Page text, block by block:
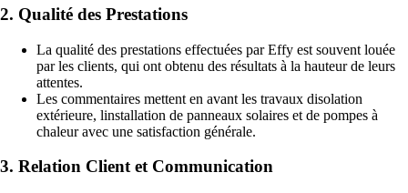
2. Qualité des Prestations
La qualité des prestations effectuées par Effy est souvent louée
par les clients, qui ont obtenu des résultats à la hauteur de leurs
attentes.
Les commentaires mettent en avant les travaux disolation
extérieure, linstallation de panneaux solaires et de pompes à
chaleur avec une satisfaction générale.
3. Relation Client et Communication